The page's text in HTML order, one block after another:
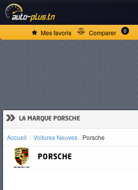
Mes favoris Comparer 0
» LA MARQUE PORSCHE
Accueil Voitures Neuves Porsche
PORSCHE
ACCUEIL
D'OCCASION